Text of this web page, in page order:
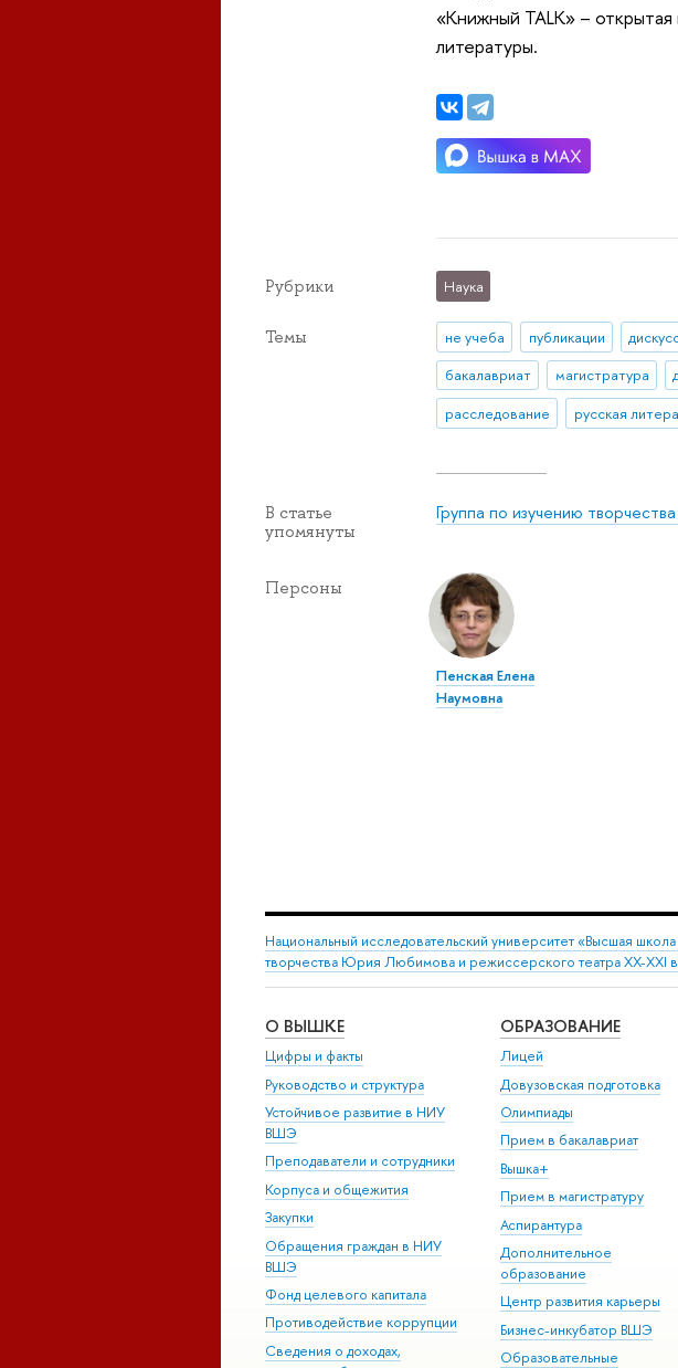
«Книжный TALK» –
литературы.
Рубрики Наука
Темы не учеба публикации
бакалавриат
магистратура
расследование
В статье
упомянуты
Группа по изучению
Персоны
Пенская Елена
Наумовна
Национальный исследовательский университет «Высшая
творчества Юрия Любимова и режиссерского театра XX-XXI
О ВЫШКЕ
Цифры и факты
Руководство и структура
Устойчивое развитие в НИУ
ВШЭ
Преподаватели и сотрудники
Корпуса и общежития
Закупки
Обращения граждан в НИУ
ВШЭ
Фонд целевого капитала
Противодействие коррупции
Сведения о доходах,
ОБРАЗОВАНИЕ
Лицей
Довузовская подготовка
Олимпиады
Прием в бакалавриат
Вышка+
Прием в магистратуру
Аспирантура
Дополнительное
образование
Центр развития карьеры
Бизнес-инкубатор ВШЭ
Образовательные